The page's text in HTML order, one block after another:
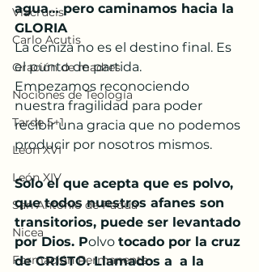
Viacrucis
Carlo Acutis
Oración de madres
Nociones de Teología
Tarde 5+1
León XVI
León XIV
San Antonio de Padua
Nicea
Formación Permanente
agua… pero caminamos hacia la
GLORIA
La ceniza no es el destino final. Es
el punto de partida.
Empezamos reconociendo
nuestra fragilidad para poder
recibir una gracia que no podemos
producir por nosotros mismos.
Solo el que acepta que es polvo,
que todos nuestros afanes son
transitorios, puede ser levantado
por Dios. Polvo tocado por la cruz
de CRISTO. Llamados a a la